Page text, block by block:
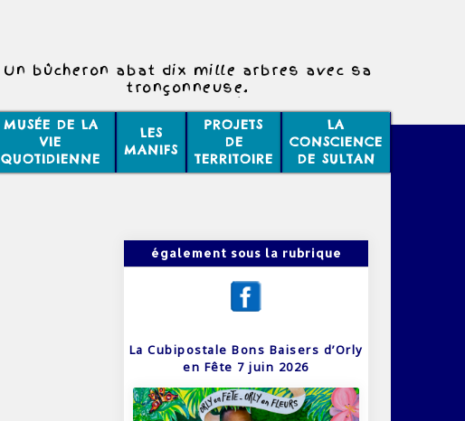
Un bûcheron abat dix mille arbres avec sa
tronçonneuse.
Un arbre lui tombe sur la tête il trouve que
c'est injuste.
MUSÉE DE LA
VIE
QUOTIDIENNE
LES
MANIFS
PROJETS
DE
TERRITOIRE
LA
CONSCIENCE
DE SULTAN
également sous la rubrique
La Cubipostale Bons Baisers d’Orly
en Fête 7 juin 2026